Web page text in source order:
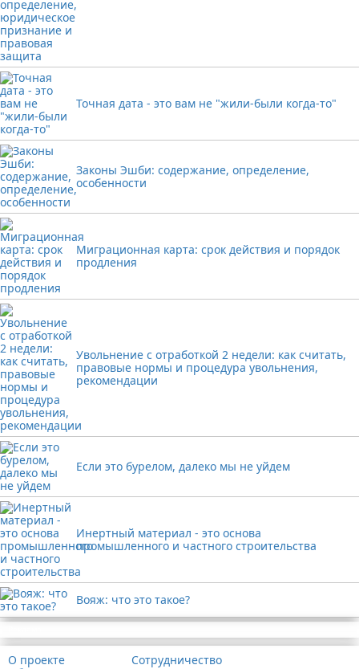
Точная дата - это вам не "жили-были когда-то"
Законы Эшби: содержание, определение,
особенности
Миграционная карта: срок действия и порядок
продления
Увольнение с отработкой 2 недели: как считать,
правовые нормы и процедура увольнения,
рекомендации
Если это бурелом, далеко мы не уйдем
Инертный материал - это основа
промышленного и частного строительства
Вояж: что это такое?
О проекте
Сотрудничество